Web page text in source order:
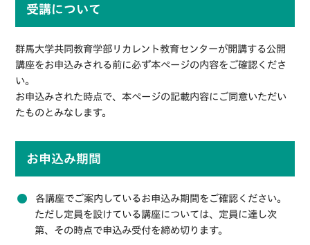
受講について
群馬大学共同教育学部リカレント教育センターが開講する公開
講座をお申込みされる前に必ず本ページの内容をご確認くださ
い。
お申込みされた時点で、本ページの記載内容にご同意いただい
たものとみなします。
お申込み期間
各講座でご案内しているお申込み期間をご確認ください。
ただし定員を設けている講座については、定員に達し次
第、その時点で申込み受付を締め切ります。